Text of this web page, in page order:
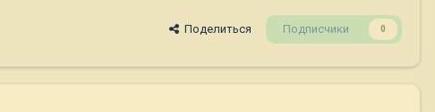
Поделиться Подписчики 0